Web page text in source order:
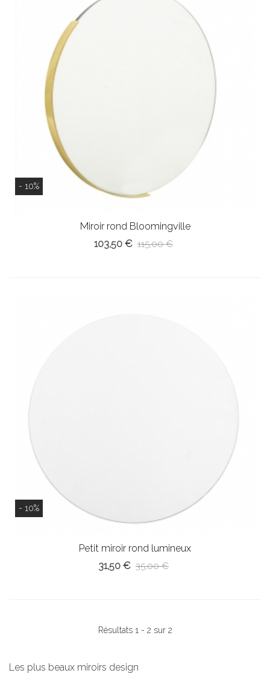
- 10%
Miroir rond Bloomingville
103,50 € 115,00 €
- 10%
Petit miroir rond lumineux
31,50 € 35,00 €
Résultats 1 - 2 sur 2
Les plus beaux miroirs design